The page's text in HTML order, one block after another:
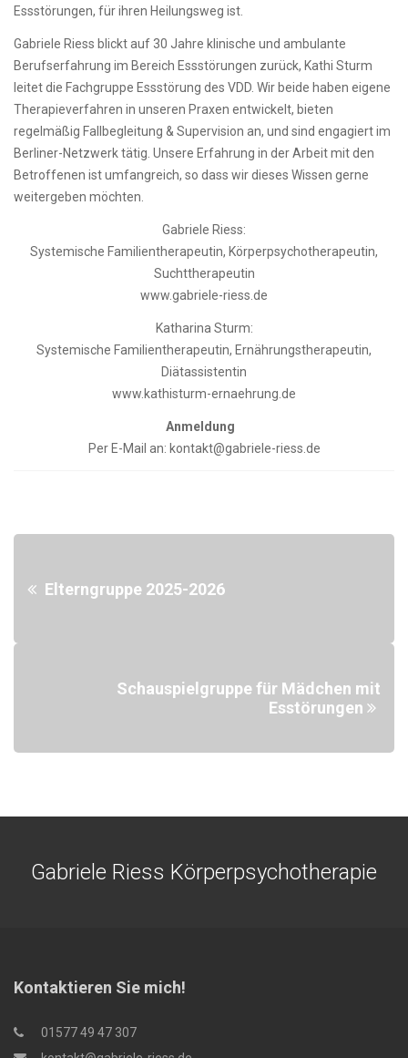
Essstörungen, für ihren Heilungsweg ist.
Gabriele Riess blickt auf 30 Jahre klinische und ambulante
Berufserfahrung im Bereich Essstörungen zurück, Kathi Sturm
leitet die Fachgruppe Essstörung des VDD. Wir beide haben eigene
Therapieverfahren in unseren Praxen entwickelt, bieten
regelmäßig Fallbegleitung & Supervision an, und sind engagiert im
Berliner-Netzwerk tätig. Unsere Erfahrung in der Arbeit mit den
Betroffenen ist umfangreich, so dass wir dieses Wissen gerne
weitergeben möchten.
Gabriele Riess:
Systemische Familientherapeutin, Körperpsychotherapeutin,
Suchttherapeutin
www.gabriele-riess.de
Katharina Sturm:
Systemische Familientherapeutin, Ernährungstherapeutin,
Diätassistentin
www.kathisturm-ernaehrung.de
Anmeldung
Per E-Mail an: kontakt@gabriele-riess.de
Elterngruppe 2025-2026
Schauspielgruppe für Mädchen mit
Esstörungen
Gabriele Riess Körperpsychotherapie
Kontaktieren Sie mich!
01577 49 47 307